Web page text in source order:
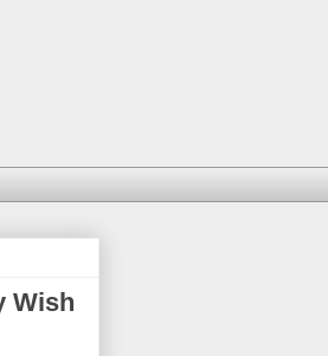
Wish